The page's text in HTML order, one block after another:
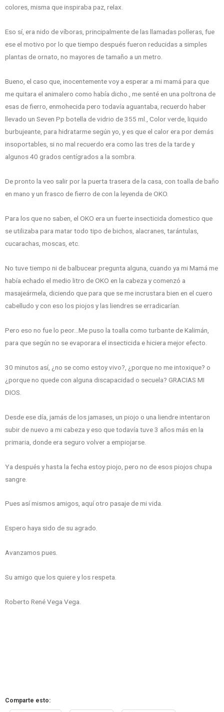
colores, misma que inspiraba paz, relax.
Eso sí, era nido de víboras, principalmente de las llamadas polleras, fue
ese el motivo por lo que tiempo después fueron reducidas a simples
plantas de ornato, no mayores de tamaño a un metro.
Bueno, el caso que, inocentemente voy a esperar a mi mamá para que
me quitara el animalero como había dicho., me senté en una poltrona de
esas de fierro, enmohecida pero todavía aguantaba, recuerdo haber
llevado un Seven Pp botella de vidrio de 355 ml., Color verde, liquido
burbujeante, para hidratarme según yo, y es que el calor era por demás
insoportables, si no mal recuerdo era como las tres de la tarde y
algunos 40 grados centígrados a la sombra.
De pronto la veo salir por la puerta trasera de la casa, con toalla de baño
en mano y un frasco de fierro de con la leyenda de OKO.
Para los que no saben, el OKO era un fuerte insecticida domestico que
se utilizaba para matar todo tipo de bichos, alacranes, tarántulas,
cucarachas, moscas, etc.
No tuve tiempo ni de balbucear pregunta alguna, cuando ya mi Mamá me
había echado el medio litro de OKO en la cabeza y comenzó a
masajeármela, diciendo que para que se me incrustara bien en el cuero
cabelludo y con eso los piojos y las liendres se erradicarían.
Pero eso no fue lo peor…Me puso la toalla como turbante de Kalimán,
para que según no se evaporara el insecticida e hiciera mejor efecto.
30 minutos así, ¿no se como estoy vivo?, ¿porque no me intoxique? o
¿porque no quede con alguna discapacidad o secuela? GRACIAS MI
DIOS.
Desde ese día, jamás de los jamases, un piojo o una liendre intentaron
subir de nuevo a mi cabeza y eso que todavía tuve 3 años más en la
primaria, donde era seguro volver a empiojarse.
Ya después y hasta la fecha estoy piojo, pero no de esos piojos chupa
sangre.
Pues así mismos amigos, aquí otro pasaje de mi vida.
Espero haya sido de su agrado.
Avanzamos pues.
Su amigo que los quiere y los respeta.
Roberto René Vega Vega.
Comparte esto: